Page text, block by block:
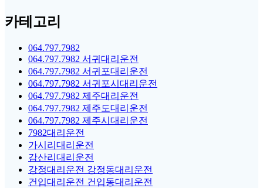
카테고리
064.797.7982
064.797.7982 서귀대리운전
064.797.7982 서귀포대리운전
064.797.7982 서귀포시대리운전
064.797.7982 제주대리운전
064.797.7982 제주도대리운전
064.797.7982 제주시대리운전
7982대리운전
가시리대리운전
감산리대리운전
강정대리운전 강정동대리운전
건입대리운전 건입동대리운전